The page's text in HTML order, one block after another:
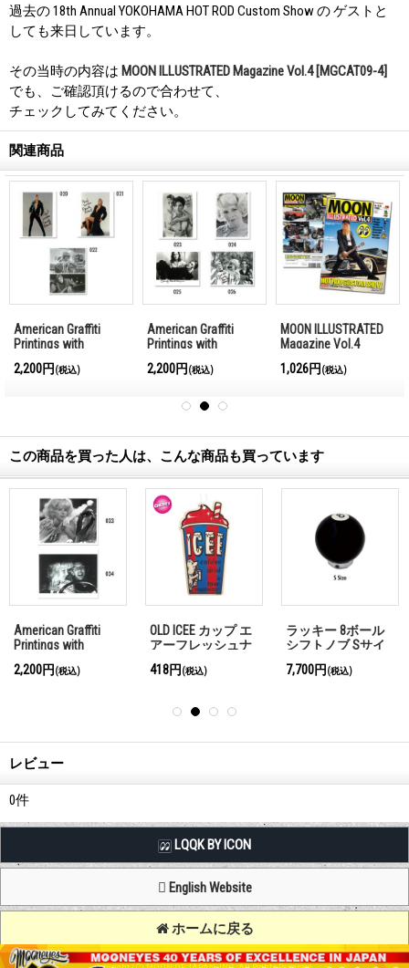
過去の 18th Annual YOKOHAMA HOT ROD Custom Show の ゲストと
しても来日しています。
その当時の内容は MOON ILLUSTRATED Magazine Vol.4 [MGCAT09-4]
でも、ご確認頂けるので合わせて、
チェックしてみてください。
関連商品
American Graffiti
Printings with
2,200円 (税込)
American Graffiti
Printings with
2,200円 (税込)
MOON ILLUSTRATED
Magazine Vol.4
1,026円 (税込)
この商品を買った人は、こんな商品も買っています
American Graffiti
Printings with
2,200円 (税込)
OLD ICEE カップ エ
アーフレッシュナ
418円 (税込)
ラッキー 8ボール
シフトノブ Sサイ
7,700円 (税込)
レビュー
0件
LQQK BY ICON
English Website
ホームに戻る